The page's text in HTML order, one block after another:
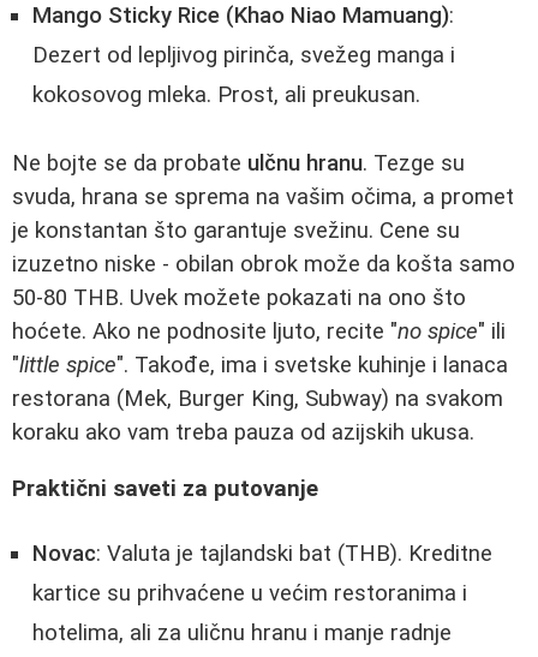
Mango Sticky Rice (Khao Niao Mamuang):
Dezert od lepljivog pirinča, svežeg manga i
kokosovog mleka. Prost, ali preukusan.
Ne bojte se da probate ulčnu hranu. Tezge su
svuda, hrana se sprema na vašim očima, a promet
je konstantan što garantuje svežinu. Cene su
izuzetno niske - obilan obrok može da košta samo
50-80 THB. Uvek možete pokazati na ono što
hoćete. Ako ne podnosite ljuto, recite "no spice" ili
"little spice". Takođe, ima i svetske kuhinje i lanaca
restorana (Mek, Burger King, Subway) na svakom
koraku ako vam treba pauza od azijskih ukusa.
Praktični saveti za putovanje
Novac: Valuta je tajlandski bat (THB). Kreditne
kartice su prihvaćene u većim restoranima i
hotelima, ali za uličnu hranu i manje radnje